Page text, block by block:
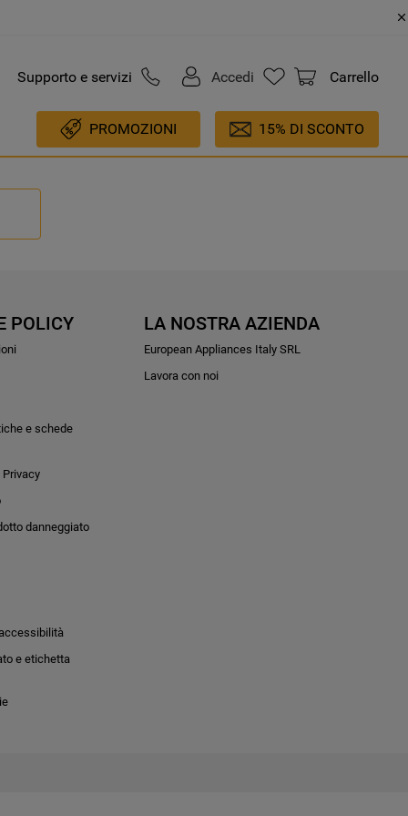
Supporto e servizi Accedi Carrello
PROMOZIONI 15% DI SCONTO
POLICY
e schede
danneggiato
e etichetta
LA NOSTRA AZIENDA
European Appliances Italy SRL
Lavora con noi